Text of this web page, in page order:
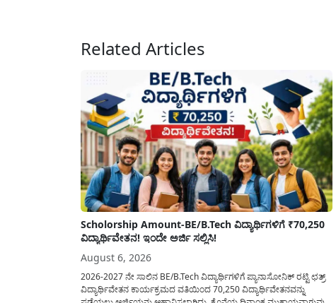
Related Articles
Scholorship Amount-BE/B.Tech ವಿದ್ಯಾರ್ಥಿಗಳಿಗೆ ₹70,250
ವಿದ್ಯಾರ್ಥಿವೇತನ! ಇಂದೇ ಅರ್ಜಿ ಸಲ್ಲಿಸಿ!
August 6, 2026
2026-2027 ನೇ ಸಾಲಿನ BE/B.Tech ವಿದ್ಯಾರ್ಥಿಗಳಿಗೆ ಪ್ಯಾನಾಸೋನಿಕ್ ರಟ್ಟಿ ಛತ್ರ್
ವಿದ್ಯಾರ್ಥಿವೇತನ ಕಾರ್ಯಕ್ರಮದ ವತಿಯಿಂದ 70,250 ವಿದ್ಯಾರ್ಥಿವೇತನವನ್ನು